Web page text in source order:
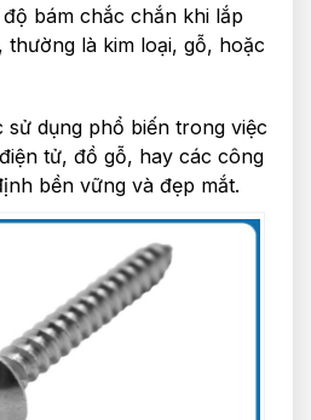
bám chắc chắn khi lắp
thường là kim loại, gỗ, hoặc
dụng phổ biến trong việc
tử, đồ gỗ, hay các công
bền vững và đẹp mắt.